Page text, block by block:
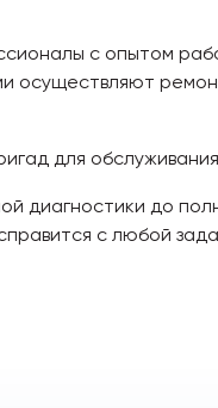
с опытом
осуществляют
для
диагностики до
с любой